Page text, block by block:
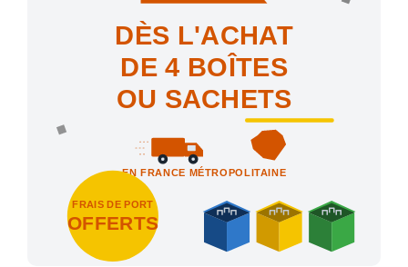
DÈS L'ACHAT
DE 4 BOÎTES
OU SACHETS
EN FRANCE MÉTROPOLITAINE
FRAIS DE PORT
OFFERTS